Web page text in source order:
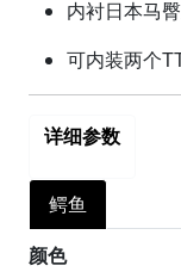
内衬日本马
可内装两个
详细参数
鳄鱼
颜色